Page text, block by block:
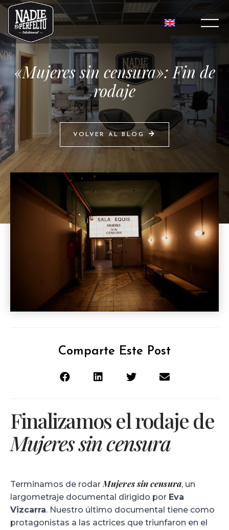
«Mujeres sin censura»: Fin de
rodaje
VOLVER AL BLOG
Comparte Este Post
Finalizamos el rodaje de
Mujeres sin censura
Terminamos de rodarMujeres sin censura, un
largometraje documental dirigido por Eva
Vizcarra. Nuestro último documental tiene como
protagonistas a las actrices que triunfaron en el